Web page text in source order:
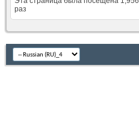
раз